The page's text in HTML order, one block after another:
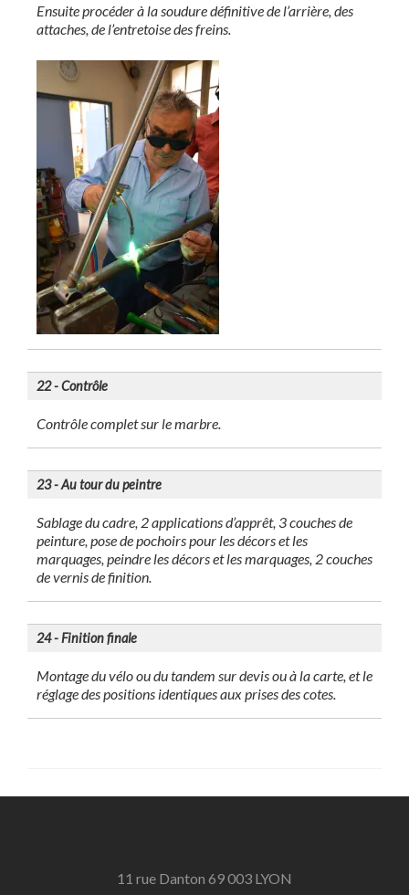
Ensuite procéder à la soudure définitive de l’arrière, des
attaches, de l’entretoise des freins.
22 - Contrôle
Contrôle complet sur le marbre.
23 - Au tour du peintre
Sablage du cadre, 2 applications d’apprêt, 3 couches de
peinture, pose de pochoirs pour les décors et les
marquages, peindre les décors et les marquages, 2 couches
de vernis de finition.
24 - Finition finale
Montage du vélo ou du tandem sur devis ou à la carte, et le
réglage des positions identiques aux prises des cotes.
11 rue Danton 69 003 LYON